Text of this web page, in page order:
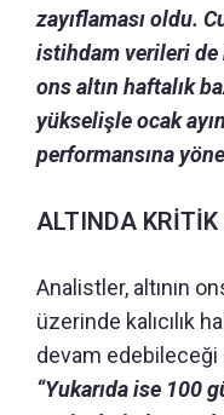
zayıflaması oldu.
istihdam verileri de
ons altın haftalık
yükselişle ocak
performansına
ALTINDA KRİTİK
Analistler, altının
üzerinde kalıcılık
devam edebileceği
“Yukarıda ise 100